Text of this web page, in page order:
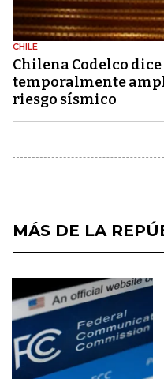
CHILE
Chilena Codelco
temporalmente
riesgo sísmico
MÁS DE LA